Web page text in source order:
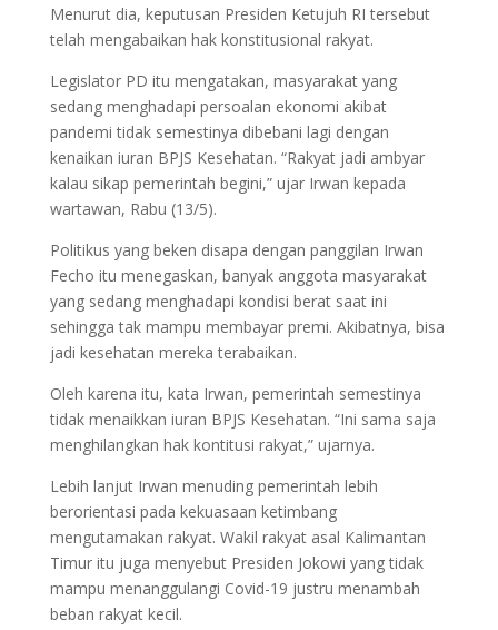
Menurut dia, keputusan Presiden Ketujuh RI tersebut
telah mengabaikan hak konstitusional rakyat.
Legislator PD itu mengatakan, masyarakat yang
sedang menghadapi persoalan ekonomi akibat
pandemi tidak semestinya dibebani lagi dengan
kenaikan iuran BPJS Kesehatan. “Rakyat jadi ambyar
kalau sikap pemerintah begini,” ujar Irwan kepada
wartawan, Rabu (13/5).
Politikus yang beken disapa dengan panggilan Irwan
Fecho itu menegaskan, banyak anggota masyarakat
yang sedang menghadapi kondisi berat saat ini
sehingga tak mampu membayar premi. Akibatnya, bisa
jadi kesehatan mereka terabaikan.
Oleh karena itu, kata Irwan, pemerintah semestinya
tidak menaikkan iuran BPJS Kesehatan. “Ini sama saja
menghilangkan hak kontitusi rakyat,” ujarnya.
Lebih lanjut Irwan menuding pemerintah lebih
berorientasi pada kekuasaan ketimbang
mengutamakan rakyat. Wakil rakyat asal Kalimantan
Timur itu juga menyebut Presiden Jokowi yang tidak
mampu menanggulangi Covid-19 justru menambah
beban rakyat kecil.